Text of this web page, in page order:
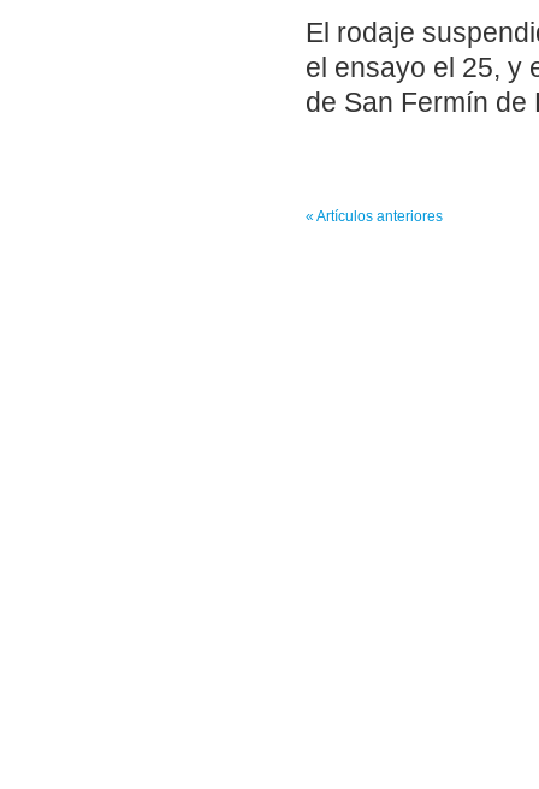
El rodaje
el ensayo el 25, y
de San Fermín de
« Artículos anteriores